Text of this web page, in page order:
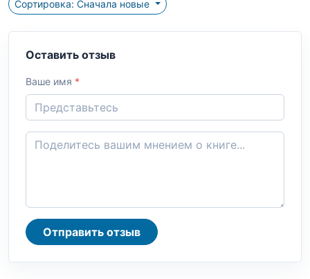
Сортировка: Сначала новые
Оставить отзыв
Ваше имя *
Отправить отзыв